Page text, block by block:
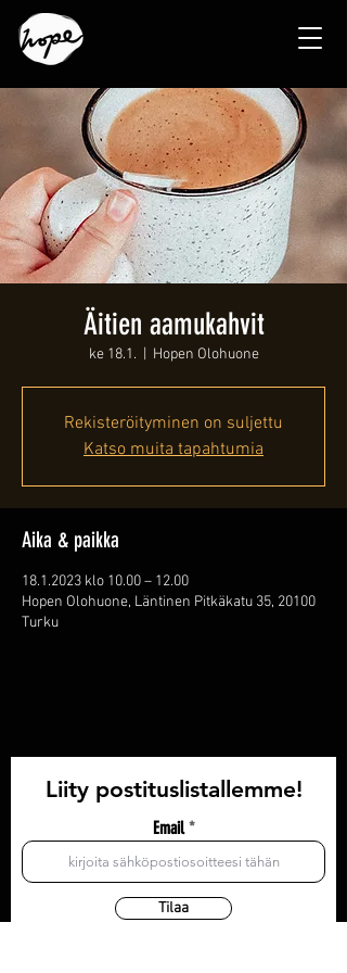
Äitien aamukahvit
ke 18.1. Hopen Olohuone
Rekisteröityminen on suljettu
Katso muita tapahtumia
Aika & paikka
18.1.2023 klo 10.00 – 12.00
Hopen Olohuone, Läntinen Pitkäkatu 35, 20100
Turku
Liity postituslistallemme!
Email
Tilaa